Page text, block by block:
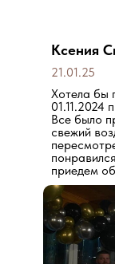
21.01.25
Ксения
Хотела бы
01.11.2024
Все было
свежий
приедем